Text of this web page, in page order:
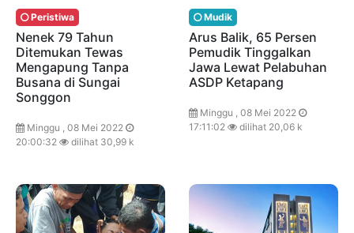
Peristiwa
Nenek 79 Tahun
Ditemukan Tewas
Mengapung Tanpa
Busana di Sungai
Songgon
Minggu , 08 Mei 2022
20:00:32
dilihat 30,99 k
Mudik
Arus Balik, 65 Persen
Pemudik Tinggalkan
Jawa Lewat Pelabuhan
ASDP Ketapang
Minggu , 08 Mei 2022
17:11:02
dilihat 20,06 k